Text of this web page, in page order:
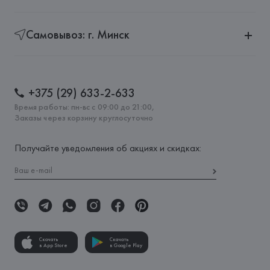
Самовывоз: г. Минск
+375 (29) 633-2-633
Время работы: пн-вс с 09:00 до 21:00,
Заказы через корзину круглосуточно
Получайте уведомления об акциях и скидках:
Скачать
в App Store
Скачать
в Google Play